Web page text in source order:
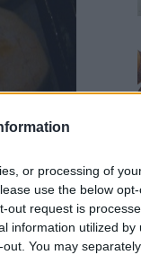
or processing of
use the below
out request is
information utilized by
You may
le fettine di